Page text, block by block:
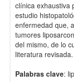
clínica exhaustiva
estudio
enfermedad que,
tumores
del mismo, de lo
literatura revisada.
Palabras clave: